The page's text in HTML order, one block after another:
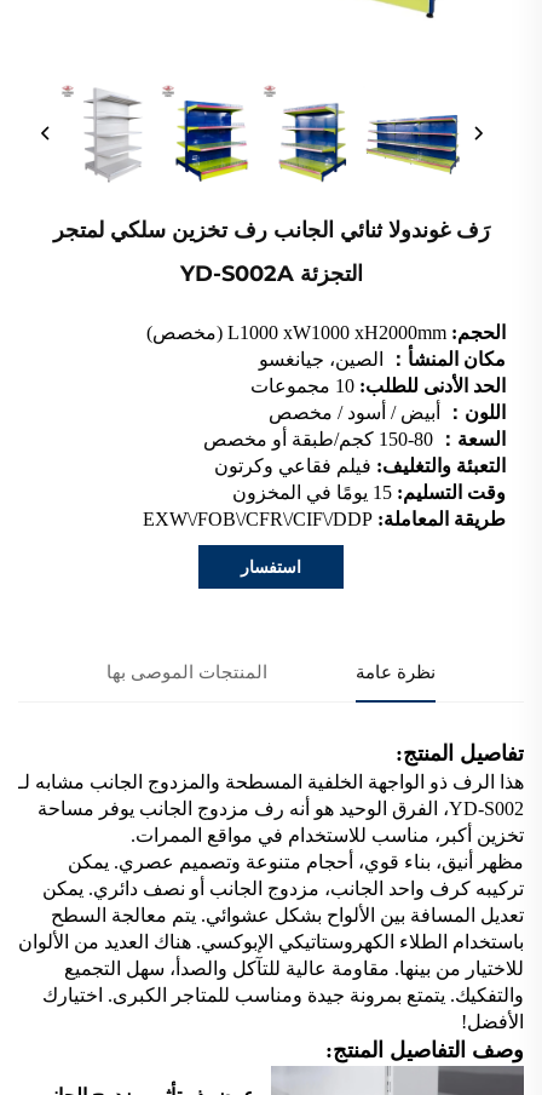
رَف غوندولا ثنائي الجانب رف تخزين سلكي لمتجر
التجزئة YD-S002A
الحجم: L1000 xW1000 xH2000mm (مخصص)
مكان المنشأ：
الصين، جيانغسو
الحد الأدنى للطلب: 10 مجموعات
اللون：
أبيض / أسود / مخصص
السعة： 80-150 كجم/طبقة أو مخصص
التعبئة والتغليف: فيلم فقاعي وكرتون
وقت التسليم: 15 يومًا في المخزون
طريقة المعاملة: EXW\/FOB\/CFR\/CIF\/DDP
استفسار
نظرة عامة المنتجات الموصى بها
تفاصيل المنتج:
هذا الرف ذو الواجهة الخلفية المسطحة والمزدوج الجانب مشابه لـ
YD-S002، الفرق الوحيد هو أنه رف مزدوج الجانب يوفر مساحة
تخزين أكبر، مناسب للاستخدام في مواقع الممرات.
مظهر أنيق، بناء قوي، أحجام متنوعة وتصميم عصري. يمكن
تركيبه كرف واحد الجانب، مزدوج الجانب أو نصف دائري. يمكن
تعديل المسافة بين الألواح بشكل عشوائي. يتم معالجة السطح
باستخدام الطلاء الكهروستاتيكي الإبوكسي. هناك العديد من الألوان
للاختيار من بينها. مقاومة عالية للتآكل والصدأ، سهل التجميع
والتفكيك. يتمتع بمرونة جيدة ومناسب للمتاجر الكبرى. اختيارك
الأفضل!
وصف التفاصيل المنتج: